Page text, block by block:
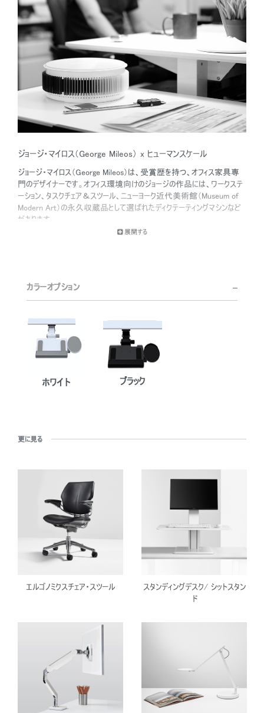
あなたの場所を選択してください
Select
Region
登録
入力
ジョージ・マイロス（George Mileos） x ヒューマンスケール
ジョージ・マイロス（George Mileos）は、受賞歴を持つ、オフィス家具専
門のデザイナーです。オフィス環境向けのジョージの作品には、ワークステ
ーション、タスクチェア＆スツール、ニューヨーク近代美術館（Museum of
Modern Art）の永久収蔵品として選ばれたディクテーティングマシンなど
があります。
性を高め、健康を促進します。
展開する
カラーオプション
ホワイト ブラック
更に見る
エルゴノミクスチェア・スツール
スタンディングデスク/ シットスタン
ド